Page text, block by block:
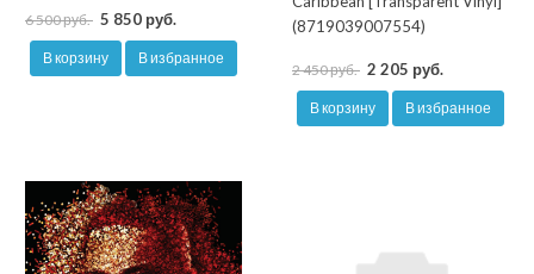
6 500 руб. 5 850 руб.
В корзину В избранное
(8719039007554)
2 450 руб. 2 205 руб.
В корзину В избранное